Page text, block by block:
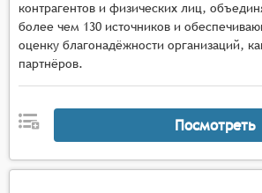
контрагентов и физических лиц,
более чем 130 источников и
оценку благонадёжности организаций,
партнёров.
Посмотреть